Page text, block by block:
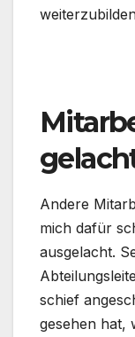
Andere
mich dafür
ausgelacht.
schief
gesehen hat,